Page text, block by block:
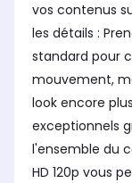
vos contenus
les détails :
standard pour
mouvement,
look encore
exceptionnels
l'ensemble du
HD 120p vous